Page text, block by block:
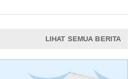
LIHAT SEMUA BERITA